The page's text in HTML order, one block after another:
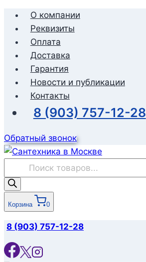
Перейти
содержимому
О компании
Реквизиты
Оплата
Доставка
Гарантия
Новости и публикации
Контакты
8 (903) 757-12-28
Обратный звонок
товаров
Корзина 0
8 (903) 757-12-28